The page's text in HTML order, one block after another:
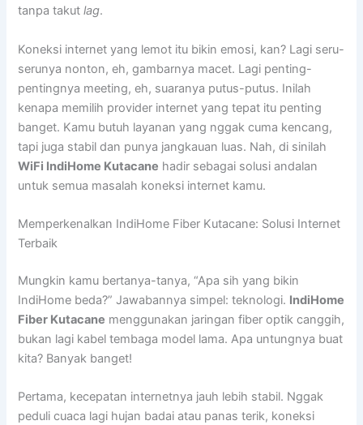
tanpa takutlag.
Koneksi internet yang lemot itu bikin emosi, kan? Lagi seru-
serunya nonton, eh, gambarnya macet. Lagi penting-
pentingnya meeting, eh, suaranya putus-putus. Inilah
kenapa memilih provider internet yang tepat itu penting
banget. Kamu butuh layanan yang nggak cuma kencang,
tapi juga stabil dan punya jangkauan luas. Nah, di sinilah
WiFi IndiHome Kutacane hadir sebagai solusi andalan
untuk semua masalah koneksi internet kamu.
Memperkenalkan IndiHome Fiber Kutacane: Solusi Internet
Terbaik
Mungkin kamu bertanya-tanya, “Apa sih yang bikin
IndiHome beda?” Jawabannya simpel: teknologi. IndiHome
Fiber Kutacane menggunakan jaringan fiber optik canggih,
bukan lagi kabel tembaga model lama. Apa untungnya buat
kita? Banyak banget!
Pertama, kecepatan internetnya jauh lebih stabil. Nggak
peduli cuaca lagi hujan badai atau panas terik, koneksi